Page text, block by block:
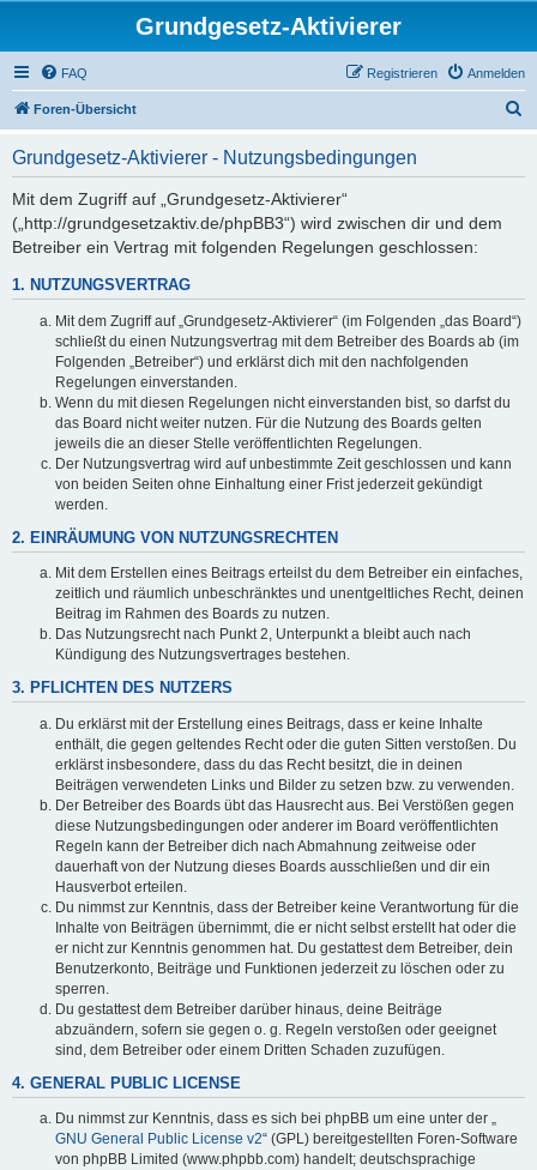
Grundgesetz-Aktivierer
FAQ Anmelden
Registrieren
Foren-Übersicht
Grundgesetz-Aktivierer - Nutzungsbedingungen
Mit dem Zugriff auf „Grundgesetz-Aktivierer“
(„http://grundgesetzaktiv.de/phpBB3“) wird zwischen dir und dem
Betreiber ein Vertrag mit folgenden Regelungen geschlossen:
1. NUTZUNGSVERTRAG
Mit dem Zugriff auf „Grundgesetz-Aktivierer“ (im Folgenden „das Board“)
schließt du einen Nutzungsvertrag mit dem Betreiber des Boards ab (im
Folgenden „Betreiber“) und erklärst dich mit den nachfolgenden
Regelungen einverstanden.
Wenn du mit diesen Regelungen nicht einverstanden bist, so darfst du
das Board nicht weiter nutzen. Für die Nutzung des Boards gelten
jeweils die an dieser Stelle veröffentlichten Regelungen.
Der Nutzungsvertrag wird auf unbestimmte Zeit geschlossen und kann
von beiden Seiten ohne Einhaltung einer Frist jederzeit gekündigt
werden.
2. EINRÄUMUNG VON NUTZUNGSRECHTEN
Mit dem Erstellen eines Beitrags erteilst du dem Betreiber ein einfaches,
zeitlich und räumlich unbeschränktes und unentgeltliches Recht, deinen
Beitrag im Rahmen des Boards zu nutzen.
Das Nutzungsrecht nach Punkt 2, Unterpunkt a bleibt auch nach
Kündigung des Nutzungsvertrages bestehen.
3. PFLICHTEN DES NUTZERS
Du erklärst mit der Erstellung eines Beitrags, dass er keine Inhalte
enthält, die gegen geltendes Recht oder die guten Sitten verstoßen. Du
erklärst insbesondere, dass du das Recht besitzt, die in deinen
Beiträgen verwendeten Links und Bilder zu setzen bzw. zu verwenden.
Der Betreiber des Boards übt das Hausrecht aus. Bei Verstößen gegen
diese Nutzungsbedingungen oder anderer im Board veröffentlichten
Regeln kann der Betreiber dich nach Abmahnung zeitweise oder
dauerhaft von der Nutzung dieses Boards ausschließen und dir ein
Hausverbot erteilen.
Du nimmst zur Kenntnis, dass der Betreiber keine Verantwortung für die
Inhalte von Beiträgen übernimmt, die er nicht selbst erstellt hat oder die
er nicht zur Kenntnis genommen hat. Du gestattest dem Betreiber, dein
Benutzerkonto, Beiträge und Funktionen jederzeit zu löschen oder zu
sperren.
Du gestattest dem Betreiber darüber hinaus, deine Beiträge
abzuändern, sofern sie gegen o. g. Regeln verstoßen oder geeignet
sind, dem Betreiber oder einem Dritten Schaden zuzufügen.
4. GENERAL PUBLIC LICENSE
Du nimmst zur Kenntnis, dass es sich bei phpBB um eine unter der „
GNU General Public License v2“ (GPL) bereitgestellten Foren-Software
von phpBB Limited (www.phpbb.com) handelt; deutschsprachige